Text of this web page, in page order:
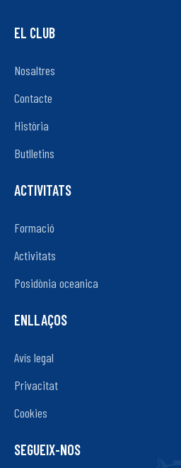
EL CLUB
Nosaltres
Contacte
Història
Butlletins
ACTIVITATS
Formació
Activitats
Posidònia oceanica
ENLLAÇOS
Avís legal
Privacitat
Cookies
SEGUEIX-NOS